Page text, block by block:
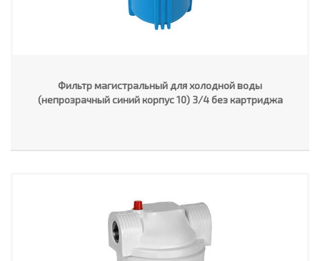
Фильтр магистральный для холодной воды
(непрозрачный синий корпус 10) 3/4 без картриджа